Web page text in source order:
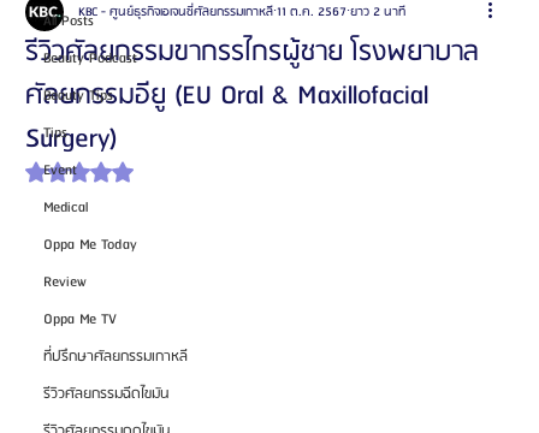
All Posts
Beauty Podcast
Beauty Tips
Tips
Event
Medical
Oppa Me Today
Review
Oppa Me TV
ที่ปรึกษาศัลยกรรมเกาหลี
รีวิวศัลยกรรมฉีดไขมัน
รีวิวศัลยกรรมขากรรไกรผู้ชาย โรงพยาบาล
ศัลยกรรมอียู (EU Oral & Maxillofacial
Surgery)
KBC - ศูนย์ธุรกิจเอเจนซี่ศัลยกรรมเกาหลี11 ต.ค. 2567 ยาว 2 นาที
ได้รับ NaN เต็ม 5 ดาว